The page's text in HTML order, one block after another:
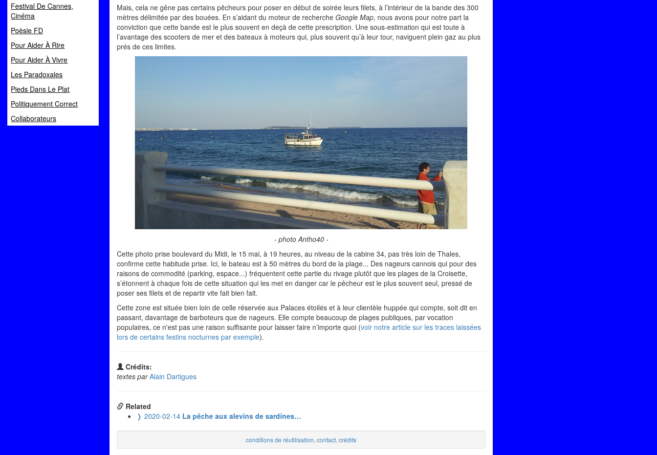
Festival De Cannes,
Cinéma
Poèsie FD
Pour Aider À Rire
Pour Aider À Vivre
Les Paradoxales
Pieds Dans Le Plat
Politiquement Correct
Collaborateurs
Mais, cela ne gêne pas certains pêcheurs pour poser en début de soirée leurs filets, à l’intérieur de la bande des 300
mètres délimitée par des bouées. En s’aidant du moteur de recherche Google Map, nous avons pour notre part la
conviction que cette bande est le plus souvent en deçà de cette prescription. Une sous-estimation qui est toute à
l’avantage des scooters de mer et des bateaux à moteurs qui, plus souvent qu’à leur tour, naviguent plein gaz au plus
prés de ces limites.
- photo Antho40 -
Cette photo prise boulevard du Midi, le 15 mai, à 19 heures, au niveau de la cabine 34, pas très loin de Thales,
confirme cette habitude prise. Ici, le bateau est à 50 mètres du bord de la plage... Des nageurs cannois qui pour des
raisons de commodité (parking, espace...) fréquentent cette partie du rivage plutôt que les plages de la Croisette,
s’étonnent à chaque fois de cette situation qui les met en danger car le pêcheur est le plus souvent seul, pressé de
poser ses filets et de repartir vite fait bien fait.
Cette zone est située bien loin de celle réservée aux Palaces étoilés et à leur clientèle huppée qui compte, soit dit en
passant, davantage de barboteurs que de nageurs. Elle compte beaucoup de plages publiques, par vocation
populaires, ce n'est pas une raison suffisante pour laisser faire n’importe quoi (voir notre article sur les traces laissées
lors de certains festins nocturnes par exemple).
Crédits:
textes par Alain Dartigues
Related
❭ 2020-02-14 La pêche aux alevins de sardines…
conditions de réutilisation, contact, crédits